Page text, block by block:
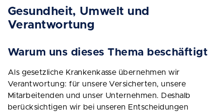
Gesundheit, Umwelt und
Verantwortung
Warum uns dieses Thema beschäftigt
Als gesetzliche Krankenkasse übernehmen wir
Verantwortung: für unsere Versicherten, unsere
Mitarbeitenden und unser Unternehmen. Deshalb
berücksichtigen wir bei unseren Entscheidungen